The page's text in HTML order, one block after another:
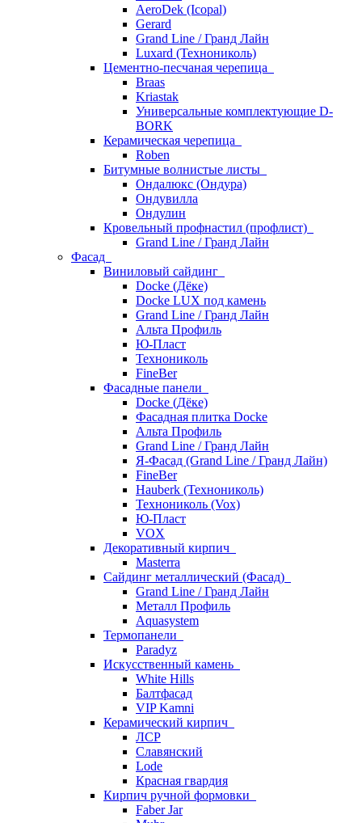
AeroDek (Icopal)
Gerard
Grand Line / Гранд Лайн
Luxard (Технониколь)
Цементно-песчаная черепица
Braas
Kriastak
Универсальные комплектующие D-
BORK
Керамическая черепица
Roben
Битумные волнистые листы
Ондалюкс (Ондура)
Ондувилла
Ондулин
Кровельный профнастил (профлист)
Grand Line / Гранд Лайн
Фасад
Виниловый сайдинг
Docke (Дёке)
Docke LUX под камень
Grand Line / Гранд Лайн
Альта Профиль
Ю-Пласт
Технониколь
FineBer
Фасадные панели
Docke (Дёке)
Фасадная плитка Docke
Альта Профиль
Grand Line / Гранд Лайн
Я-Фасад (Grand Line / Гранд Лайн)
FineBer
Hauberk (Технониколь)
Технониколь (Vox)
Ю-Пласт
VOX
Декоративный кирпич
Masterra
Сайдинг металлический (Фасад)
Grand Line / Гранд Лайн
Металл Профиль
Aquasystem
Термопанели
Paradyz
Искусственный камень
White Hills
Балтфасад
VIP Kamni
Керамический кирпич
ЛСР
Славянский
Lode
Красная гвардия
Кирпич ручной формовки
Faber Jar